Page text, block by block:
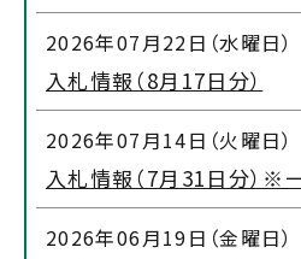
2026年07月22日（水曜日）
入札情報（8月17日分）
2026年07月14日（火曜日）
入札情報（7月31日分）※
2026年06月19日（金曜日）